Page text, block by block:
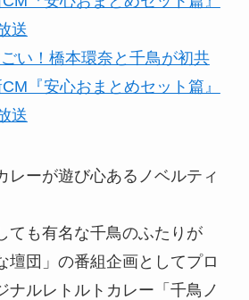
レーが遊び心あるノベルティ
ても有名な千鳥のふたりが
壇団」の番組企画としてプロ
ナルレトルトカレー「千鳥ノ